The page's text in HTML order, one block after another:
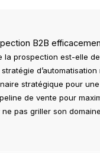
B2B
la prospection est-elle
stratégique pour
de vente pour
pas griller son